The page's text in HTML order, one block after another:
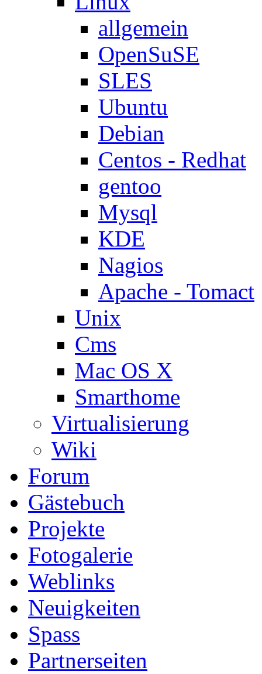
allgemein
OpenSuSE
SLES
Ubuntu
Debian
Centos - Redhat
gentoo
Mysql
KDE
Nagios
Apache - Tomact
Unix
Cms
Mac OS X
Smarthome
Virtualisierung
Wiki
Forum
Gästebuch
Projekte
Fotogalerie
Weblinks
Neuigkeiten
Spass
Partnerseiten